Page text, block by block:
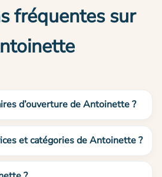
fréquentes sur
d’ouverture de Antoinette ?
et catégories de Antoinette ?